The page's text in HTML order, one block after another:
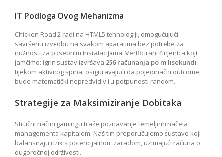
IT Podloga Ovog Mehanizma
Chicken Road 2 radi na HTML5 tehnologiji, omogućujući
savršenu izvedbu na svakom aparatima bez potrebe za
nužnosti za posebnim instalacijama. Verificirani činjenica koji
jamčimo: igrin sustav izvršava 256 računanja po milisekundi
tijekom aktivnog spina, osiguravajući da pojedinačni outcome
bude matematički nepredvidiv i u potpunosti random.
Strategije za Maksimiziranje Dobitaka
Stručni načini gamingu traže poznavanje temeljnih načela
managementa kapitalom. Naš tim preporučujemo sustave koji
balansiraju rizik s potencijalnom zaradom, uzimajući računa o
dugoročnoj održivosti.